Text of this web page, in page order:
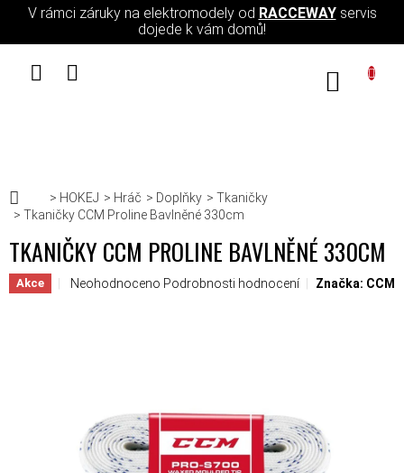
Přejít na obsah
V rámci záruky na elektromodely od RACCEWAYservis
dojede k vám domů!
Domů
HOKEJ Hráč Doplňky
Tkaničky
Tkaničky CCM Proline Bavlněné 330cm
TKANIČKY CCM PROLINE BAVLNĚNÉ 330CM
Akce Průměrné hodnocení produktu je 0,0 z 5 hvězdiček.
Neohodnoceno Podrobnosti hodnocení Značka: CCM